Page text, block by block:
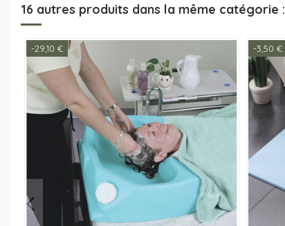
16 autres produits dans la même catégorie :
-29,10 € -3,50 €